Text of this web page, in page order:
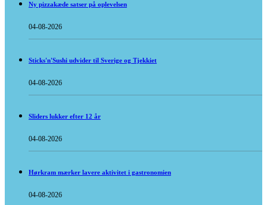
Ny pizzakæde satser på oplevelsen
04-08-2026
Sticks'n'Sushi udvider til Sverige og Tjekkiet
04-08-2026
Sliders lukker efter 12 år
04-08-2026
Hørkram mærker lavere aktivitet i gastronomien
04-08-2026